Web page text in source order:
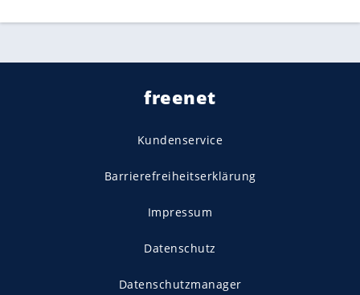
freenet
Kundenservice
Barrierefreiheitserklärung
Impressum
Datenschutz
Datenschutzmanager